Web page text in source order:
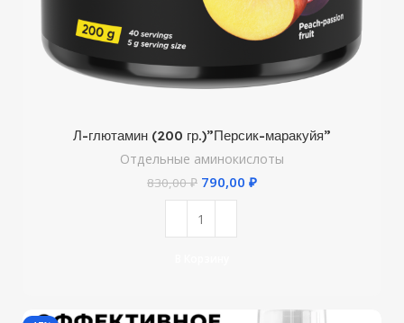
Л-глютамин (200 гр.)”Персик-маракуйя”
Отдельные аминокислоты
830,00₽ 790,00 ₽